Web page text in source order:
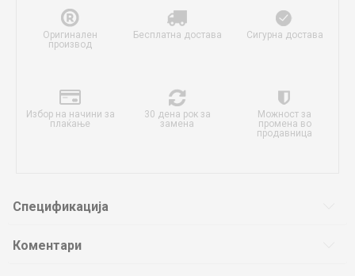
Оригинален
производ
Бесплатна достава Сигурна достава
Избор на начини за
плаќање
30 дена рок за
замена
Можност за
промена во
продавница
Спецификација
Коментари